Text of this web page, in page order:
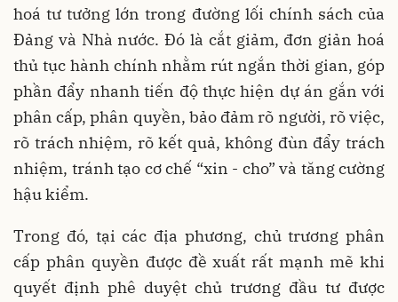
hoá tư tưởng lớn trong đường lối chính sách của
Đảng và Nhà nước. Đó là cắt giảm, đơn giản hoá
thủ tục hành chính nhằm rút ngắn thời gian, góp
phần đẩy nhanh tiến độ thực hiện dự án gắn với
phân cấp, phân quyền, bảo đảm rõ người, rõ việc,
rõ trách nhiệm, rõ kết quả, không đùn đẩy trách
nhiệm, tránh tạo cơ chế “xin - cho” và tăng cường
hậu kiểm.
Trong đó, tại các địa phương, chủ trương phân
cấp phân quyền được đề xuất rất mạnh mẽ khi
quyết định phê duyệt chủ trương đầu tư được